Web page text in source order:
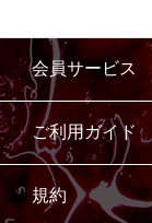
会員サービス
ご利用ガイド
規約